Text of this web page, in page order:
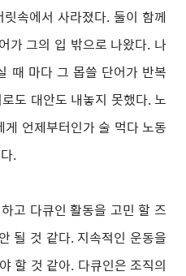
속에서 사라졌다. 둘이 함께
가 그의 입 밖으로 나왔다. 나
때 마다 그 몹쓸 단어가 반복
도 대안도 내놓지 못했다. 노
언제부터인가 술 먹다 노동
.
고 다큐인 활동을 고민 할 즈
될 것 같다. 지속적인 운동을
할 것 같아. 다큐인은 조직의